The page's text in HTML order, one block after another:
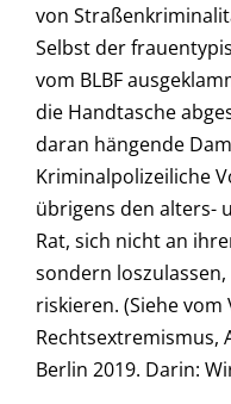
von
Selbst der
vom BLBF
die Handtasche
daran hängende
Kriminalpolizeiliche
übrigens den alters-
Rat, sich nicht an
sondern
riskieren. (Siehe vom
Rechtsextremismus,
Berlin 2019. Darin: